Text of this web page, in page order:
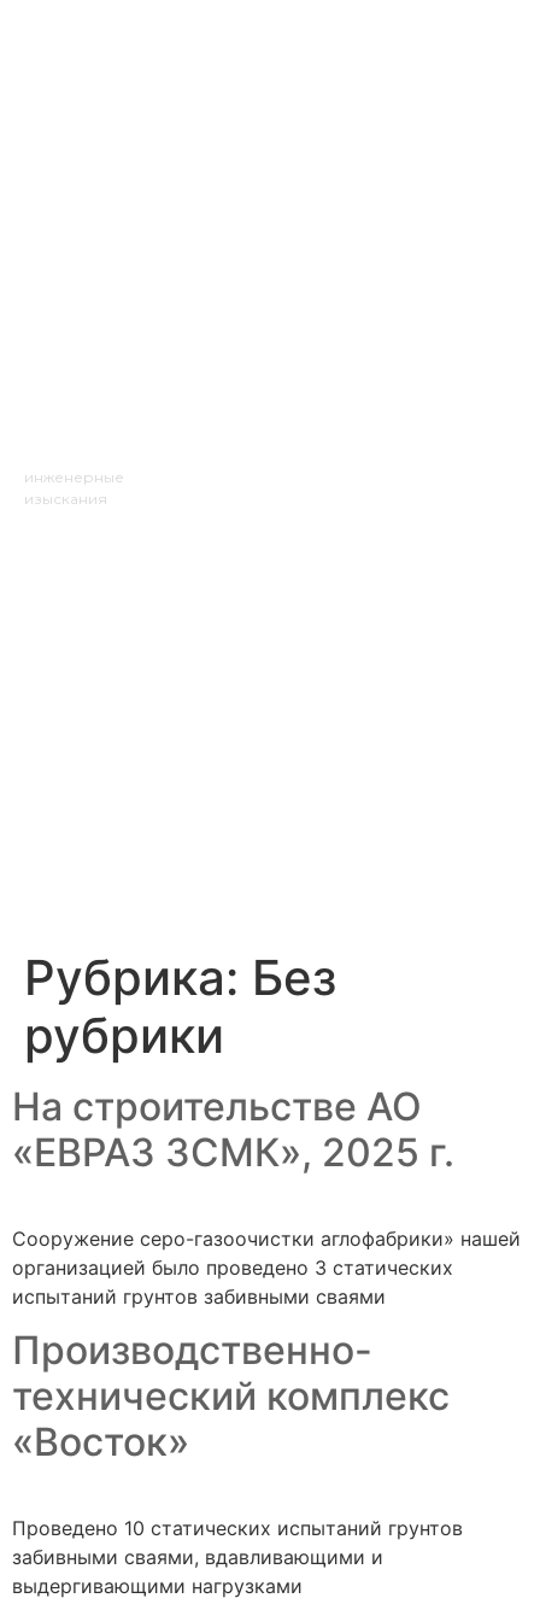
инженерные
изыскания
Рубрика: Без
рубрики
На строительстве АО
«ЕВРАЗ ЗСМК», 2025 г.
Сооружение серо-газоочистки аглофабрики» нашей
организацией было проведено 3 статических
испытаний грунтов забивными сваями
Производственно-
технический комплекс
«Восток»
Проведено 10 статических испытаний грунтов
забивными сваями, вдавливающими и
выдергивающими нагрузками